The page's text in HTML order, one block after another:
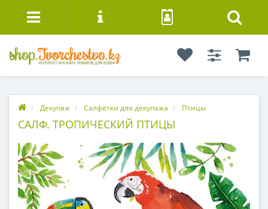
Декупаж Салфетки для декупажа Птицы
САЛФ. ТРОПИЧЕСКИЙ ПТИЦЫ